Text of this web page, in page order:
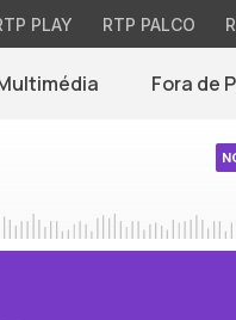
PLAY RTP PALCO
Fora de